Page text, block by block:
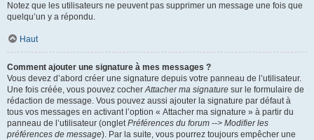
Notez que les utilisateurs ne peuvent pas supprimer un message une fois que
quelqu’un y a répondu.
Haut
Comment ajouter une signature à mes messages ?
Vous devez d’abord créer une signature depuis votre panneau de l’utilisateur.
Une fois créée, vous pouvez cocherAttacher ma signature sur le formulaire de
rédaction de message. Vous pouvez aussi ajouter la signature par défaut à
tous vos messages en activant l’option « Attacher ma signature » à partir du
panneau de l’utilisateur (ongletPréférences du forum --> Modifier les
préférences de message). Par la suite, vous pourrez toujours empêcher une